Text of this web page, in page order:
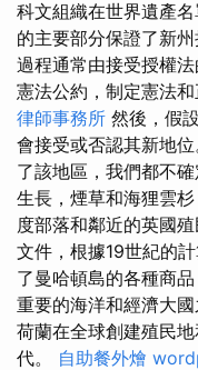
科文組織在世界遺產
的主要部分保證了新
過程通常由接受授權
憲法公約，制定憲法和
律師事務所 然後，假
會接受或否認其新地位
了該地區，我們都不
生長，煙草和海狸雲
度部落和鄰近的英國殖
文件，根據19世紀的
了曼哈頓島的各種商
重要的海洋和經濟大國
荷蘭在全球創建殖民
代。 自助餐外燴